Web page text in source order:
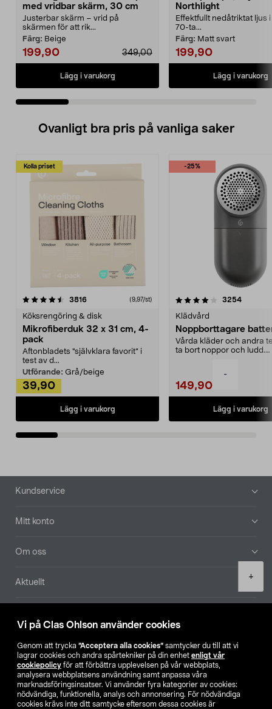
Vi på Clas Ohlson använder cookies
Genom att trycka ”Acceptera alla cookies” samtycker du till att vi
lagrar cookies och andra spårtekniker på din enhet enligt vår
cookiepolicy för att förbättra upplevelsen på vår webbplats,
analysera webbplatsens användning samt anpassa våra
marknadsföringsinsatser. Vi använder fyra kategorier av cookies:
nödvändiga, funktionella, analys och annonsering. För nödvändiga
cookies krävs inte ditt samtycke eftersom dessa cookies är
-
+
med vridbar skärm, 30 cm
Justerbar skärm – vrid på
skärmen för att rik...
Färg: Beige
199,90 349,00
Lägg i varukorg
Northlight
Effektfullt nedåtriktat ljus
70-ta...
Färg: Matt svart
199,90
Lägg i varukorg
Ovanligt bra pris på vanliga saker
Kolla priset
3816recensioner (9,97/st)
Köksrengöring & disk
Mikrofiberduk 32 x 31 cm, 4-
pack
Aftonbladets "självklara favorit” i
test av d...
Utförande: Grå/beige
39,90
Lägg i varukorg
-25%
4.0av 5 stjärnor 3254
Klädvård
Noppborttagare
Vårda kläder och andra
ta bort noppor och ludd.
149,90
Lägg i varukorg
4.5av 5 stjärnor
Sidfot
Kundservice
Mitt konto
Om oss
Aktuellt
Hitta butik
SE NO FI